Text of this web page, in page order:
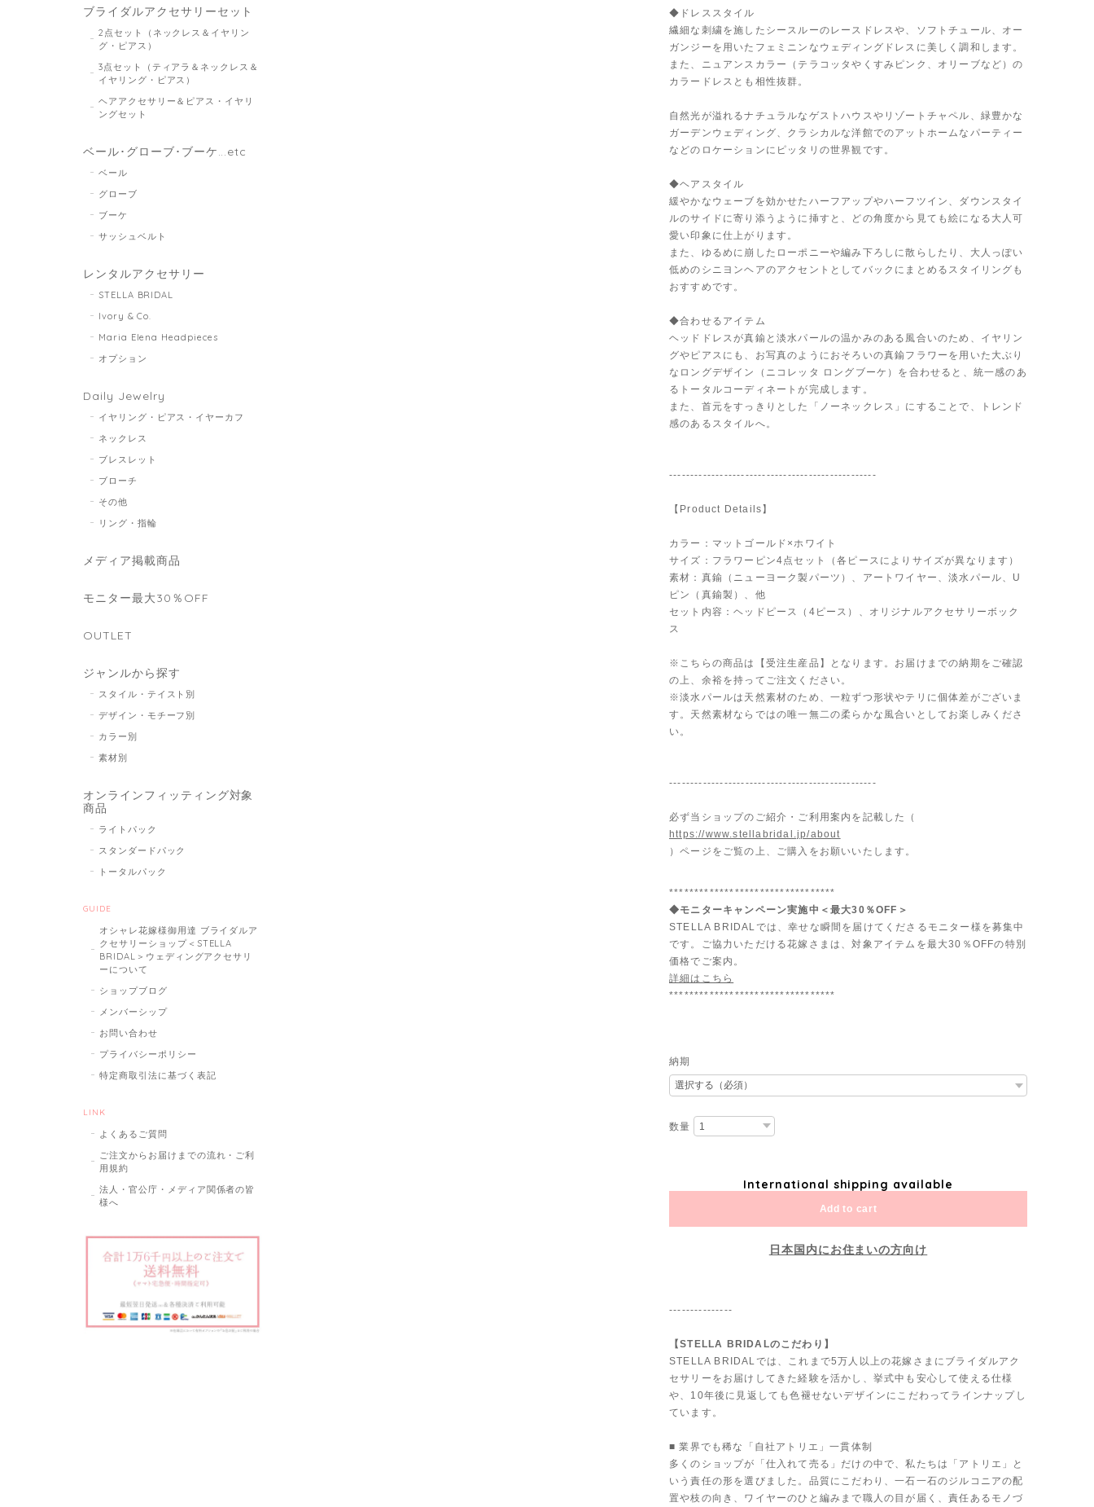
◆ドレススタイル
繊細な刺繍を施したシースルーのレースドレスや、ソフトチュール、オー
ガンジーを用いたフェミニンなウェディングドレスに美しく調和します。
また、ニュアンスカラー（テラコッタやくすみピンク、オリーブなど）の
カラードレスとも相性抜群。
自然光が溢れるナチュラルなゲストハウスやリゾートチャペル、緑豊かな
ガーデンウェディング、クラシカルな洋館でのアットホームなパーティー
などのロケーションにピッタリの世界観です。
◆ヘアスタイル
緩やかなウェーブを効かせたハーフアップやハーフツイン、ダウンスタイ
ルのサイドに寄り添うように挿すと、どの角度から見ても絵になる大人可
愛い印象に仕上がります。
また、ゆるめに崩したローポニーや編み下ろしに散らしたり、大人っぽい
低めのシニヨンヘアのアクセントとしてバックにまとめるスタイリングも
おすすめです。
◆合わせるアイテム
ヘッドドレスが真鍮と淡水パールの温かみのある風合いのため、イヤリン
グやピアスにも、お写真のようにおそろいの真鍮フラワーを用いた大ぶり
なロングデザイン（ニコレッタ ロングブーケ）を合わせると、統一感のあ
るトータルコーディネートが完成します。
また、首元をすっきりとした「ノーネックレス」にすることで、トレンド
感のあるスタイルへ。
-------------------------------------------------
【Product Details】
カラー：マットゴールド×ホワイト
サイズ：フラワーピン4点セット（各ピースによりサイズが異なります）
素材：真鍮（ニューヨーク製パーツ）、アートワイヤー、淡水パール、U
ピン（真鍮製）、他
セット内容：ヘッドピース（4ピース）、オリジナルアクセサリーボック
ス
※こちらの商品は【受注生産品】となります。お届けまでの納期をご確認
の上、余裕を持ってご注文ください。
※淡水パールは天然素材のため、一粒ずつ形状やテリに個体差がございま
す。天然素材ならではの唯一無二の柔らかな風合いとしてお楽しみくださ
い。
-------------------------------------------------
必ず当ショップのご紹介・ご利用案内を記載した（
https://www.stellabridal.jp/about
）ページをご覧の上、ご購入をお願いいたします。
*********************************
◆モニターキャンペーン実施中＜最大30％OFF＞
STELLA BRIDALでは、幸せな瞬間を届けてくださるモニター様を募集中
です。ご協力いただける花嫁さまは、対象アイテムを最大30％OFFの特別
価格でご案内。
詳細はこちら
*********************************
納期
数量
International shipping available
Add to cart
日本国内にお住まいの方向け
---------------
【STELLA BRIDALのこだわり】
STELLA BRIDALでは、これまで5万人以上の花嫁さまにブライダルアク
セサリーをお届けしてきた経験を活かし、挙式中も安心して使える仕様
や、10年後に見返しても色褪せないデザインにこだわってラインナップし
ています。
■ 業界でも稀な「自社アトリエ」一貫体制
多くのショップが「仕入れて売る」だけの中で、私たちは「アトリエ」と
いう責任の形を選びました。品質にこだわり、一石一石のジルコニアの配
置や枝の向き、ワイヤーのひと編みまで職人の目が届く、責任あるモノづ
ブライダルアクセサリーセット
2点セット（ネックレス＆イヤリン
グ・ピアス）
3点セット（ティアラ＆ネックレス＆
イヤリング・ピアス）
ヘアアクセサリー＆ピアス・イヤリ
ングセット
ベール･グローブ･ブーケ...etc
ベール
グローブ
ブーケ
サッシュベルト
レンタルアクセサリー
STELLA BRIDAL
Ivory & Co.
Maria Elena Headpieces
オプション
Daily Jewelry
イヤリング・ピアス・イヤーカフ
ネックレス
ブレスレット
ブローチ
その他
リング・指輪
メディア掲載商品
モニター最大30％OFF
OUTLET
ジャンルから探す
スタイル・テイスト別
デザイン・モチーフ別
カラー別
素材別
オンラインフィッティング対象
商品
ライトパック
スタンダードパック
トータルパック
GUIDE
オシャレ花嫁様御用達 ブライダルア
クセサリーショップ＜STELLA
BRIDAL＞ウェディングアクセサリ
ーについて
ショップブログ
メンバーシップ
お問い合わせ
プライバシーポリシー
特定商取引法に基づく表記
LINK
よくあるご質問
ご注文からお届けまでの流れ・ご利
用規約
法人・官公庁・メディア関係者の皆
様へ